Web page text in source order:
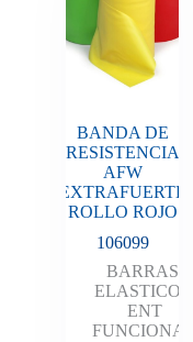
BANDA DE
RESISTENCIA
AFW
EXTRAFUERTE
ROLLO ROJO
106099
BARRAS
ELASTICOS
ENT
FUNCIONAL